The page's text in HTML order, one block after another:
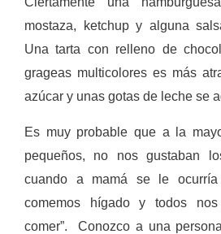
mostaza, ketchup y alguna
Una tarta con relleno de
grageas multicolores es más
azúcar y unas gotas de leche se
Es muy probable que a la
pequeños, no nos gustaban
cuando a mamá se le
comemos hígado y todos
comer”. Conozco a una